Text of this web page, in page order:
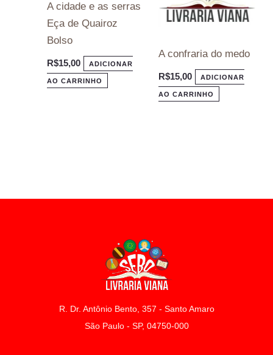
A cidade e as serras
Eça de Quairoz
Bolso
R$15,00 ADICIONAR
AO CARRINHO
A confraria do medo
R$15,00 ADICIONAR
AO CARRINHO
R. Dr. Antônio Bento, 357 - Santo Amaro
São Paulo - SP, 04750-000